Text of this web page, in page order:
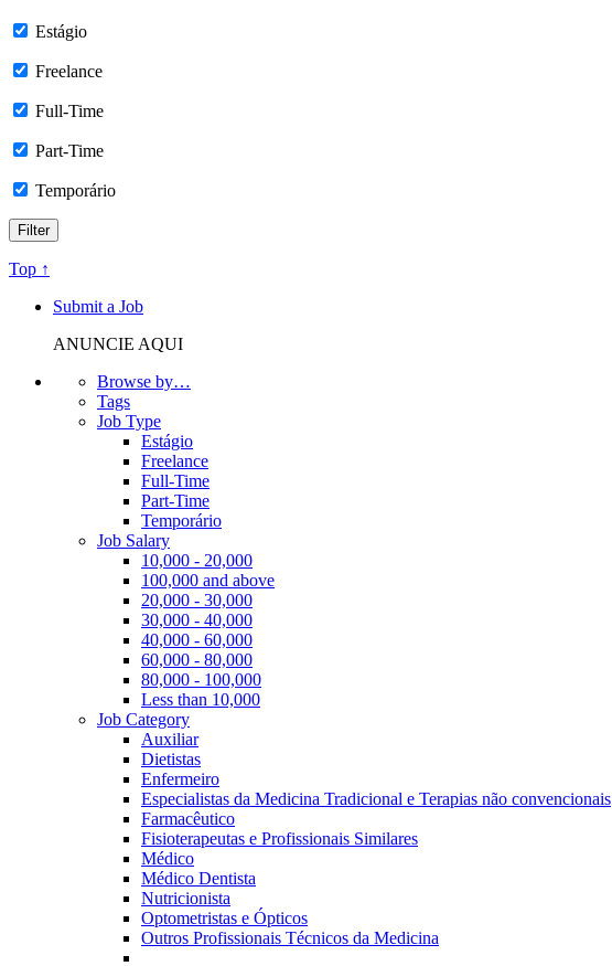
Estágio
Freelance
Full-Time
Part-Time
Temporário
Top ↑
Submit a Job
ANUNCIE AQUI
Browse by…
Tags
Job Type
Estágio
Freelance
Full-Time
Part-Time
Temporário
Job Salary
10,000 - 20,000
100,000 and above
20,000 - 30,000
30,000 - 40,000
40,000 - 60,000
60,000 - 80,000
80,000 - 100,000
Less than 10,000
Job Category
Auxiliar
Dietistas
Enfermeiro
Especialistas da Medicina Tradicional e Terapias não convencionais
Farmacêutico
Fisioterapeutas e Profissionais Similares
Médico
Médico Dentista
Nutricionista
Optometristas e Ópticos
Outros Profissionais Técnicos da Medicina